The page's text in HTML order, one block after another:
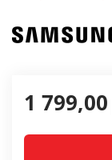
1 799,00